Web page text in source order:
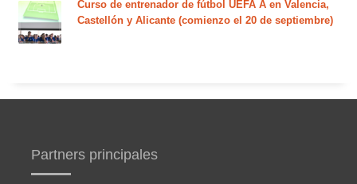
Curso de entrenador de fútbol UEFA A en Valencia,
Castellón y Alicante (comienzo el 20 de septiembre)
Partners principales